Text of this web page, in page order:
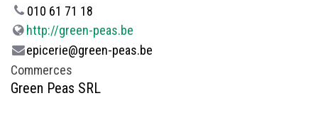
010 61 71 18
http://green-peas.be
epicerie@green-peas.be
Commerces
Green Peas SRL